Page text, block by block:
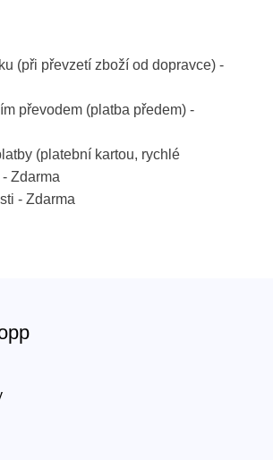
(při převzetí zboží od dopravce) -
převodem (platba předem) -
(platební kartou, rychlé
Zdarma
- Zdarma